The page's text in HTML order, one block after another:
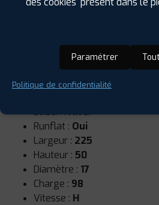
Saison :Hiver
Runflat : Oui
Largeur : 225
Hauteur : 50
Diamètre : 17
Charge : 98
Vitesse : H
Paramétrer
Politique de confidentialité